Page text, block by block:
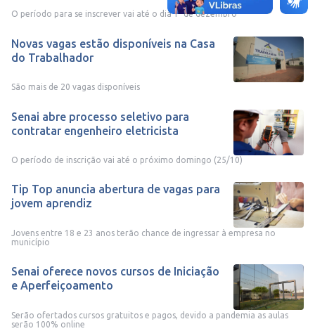
O período para se inscrever vai até o dia 1º de dezembro
Novas vagas estão disponíveis na Casa
do Trabalhador
São mais de 20 vagas disponíveis
Senai abre processo seletivo para
contratar engenheiro eletricista
O período de inscrição vai até o próximo domingo (25/10)
Tip Top anuncia abertura de vagas para
jovem aprendiz
Jovens entre 18 e 23 anos terão chance de ingressar à empresa no
município
Senai oferece novos cursos de Iniciação
e Aperfeiçoamento
Serão ofertados cursos gratuitos e pagos, devido a pandemia as aulas
serão 100% online